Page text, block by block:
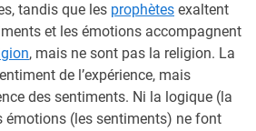
tandis que les prophètes exaltent
et les émotions accompagnent
, mais ne sont pas la religion. La
de l’expérience, mais
des sentiments. Ni la logique (la
(les sentiments) ne font